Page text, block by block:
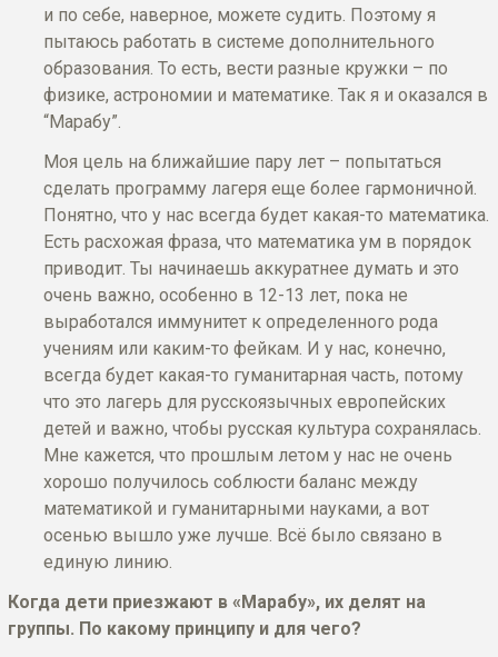
и по себе, наверное, можете судить. Поэтому я
пытаюсь работать в системе дополнительного
образования. То есть, вести разные кружки – по
физике, астрономии и математике. Так я и оказался в
“Марабу”.
Моя цель на ближайшие пару лет – попытаться
сделать программу лагеря еще более гармоничной.
Понятно, что у нас всегда будет какая-то математика.
Есть расхожая фраза, что математика ум в порядок
приводит. Ты начинаешь аккуратнее думать и это
очень важно, особенно в 12-13 лет, пока не
выработался иммунитет к определенного рода
учениям или каким-то фейкам. И у нас, конечно,
всегда будет какая-то гуманитарная часть, потому
что это лагерь для русскоязычных европейских
детей и важно, чтобы русская культура сохранялась.
Мне кажется, что прошлым летом у нас не очень
хорошо получилось соблюсти баланс между
математикой и гуманитарными науками, а вот
осенью вышло уже лучше. Всё было связано в
единую линию.
Когда дети приезжают в «Марабу», их делят на
группы. По какому принципу и для чего?